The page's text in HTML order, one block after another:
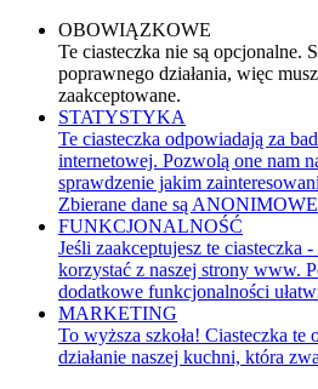
OBOWIĄZKOWE
Te ciasteczka nie są opcjonalne.
poprawnego działania, więc
zaakceptowane.
STATYSTYKA
Te ciasteczka odpowiadają za
internetowej. Pozwolą one nam
sprawdzenie jakim
Zbierane dane są
FUNKCJONALNOŚĆ
Jeśli zaakceptujesz te ciasteczka
korzystać z naszej strony www.
dodatkowe funkcjonalności
MARKETING
To wyższa szkoła! Ciasteczka te
działanie naszej kuchni, która